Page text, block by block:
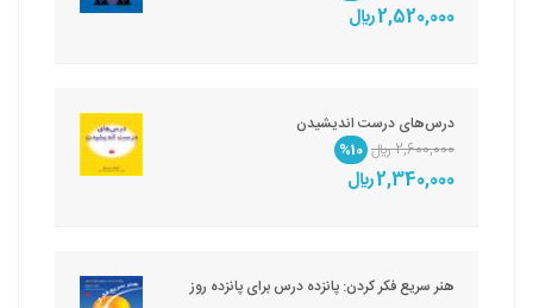
2,520,000 ريال
درس‌های درست اندیشیدن
2,600,000 ريال
%10
2,340,000 ريال
هنر سریع فکر کردن: پانزده درس برای پانزده روز